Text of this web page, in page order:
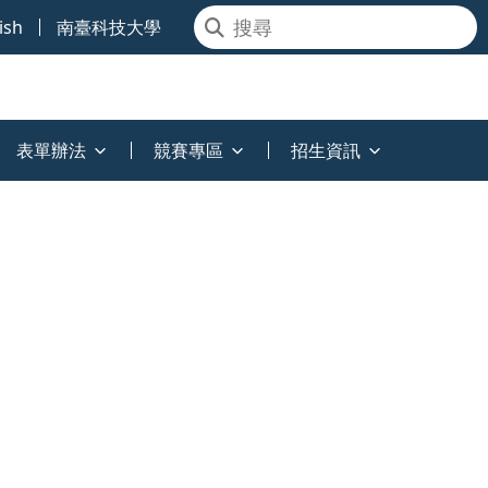
南臺科技大學
表單辦法 競賽專區 招生資訊